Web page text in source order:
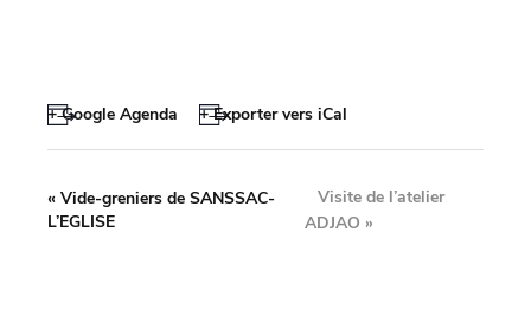
+ Google Agenda + Exporter vers iCal
« Vide-greniers de SANSSAC-
L’EGLISE
Visite de l’atelier
ADJAO»